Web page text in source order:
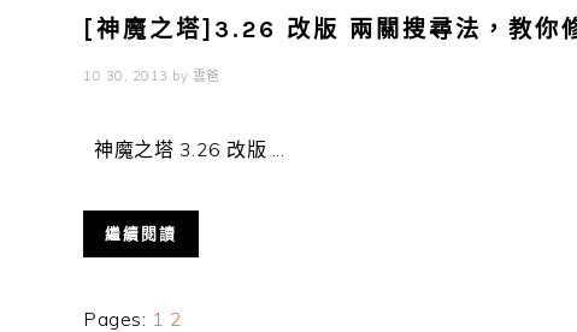
[神魔之塔]3.26 改版 兩關搜尋法，教你
10 30, 2013 by 雲爸
神魔之塔 3.26 改版 ...
繼續閱讀
Pages: Page
1 Page
2